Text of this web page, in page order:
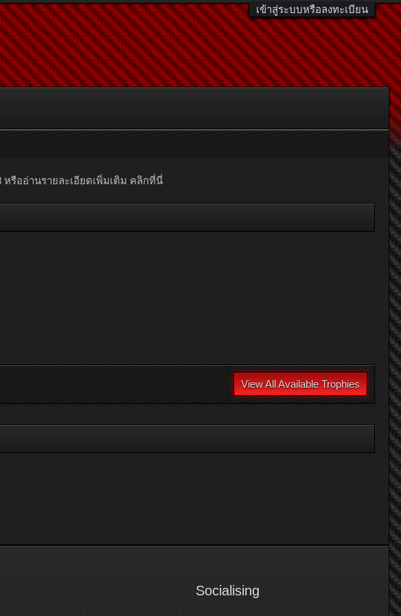
เข้าสู่ระบบหรือลงทะเบียน
หรืออ่านรายละเอียดเพิ่มเติม คลิกที่นี่
View All Available Trophies
Socialising